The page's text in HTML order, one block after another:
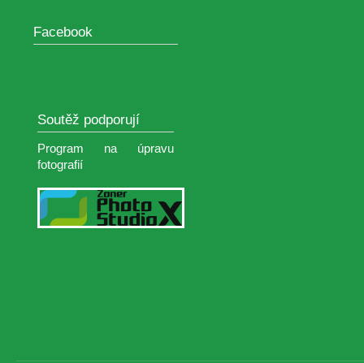
Facebook
Soutěž podporují
Program na úpravu
fotografií